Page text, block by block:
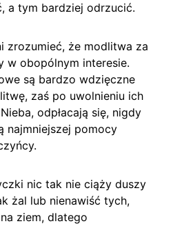
a tym bardziej odrzucić.
zrozumieć, że modlitwa za
w obopólnym interesie.
są bardzo wdzięczne
zaś po uwolnieniu ich
odpłacają się, nigdy
najmniejszej pomocy
nic tak nie ciąży duszy
żal lub nienawiść tych,
ziem, dlatego